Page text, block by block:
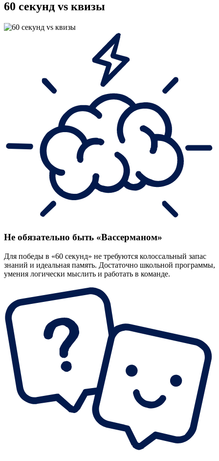
60 секунд vs квизы
Не обязательно быть «Вассерманом»
Для победы в «60 секунд» не требуются колоссальный запас
знаний и идеальная память. Достаточно школьной программы,
умения логически мыслить и работать в команде.